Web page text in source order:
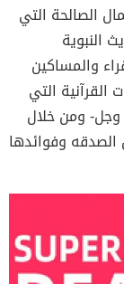
الصالحة التي
النبوية
والمساكين
التي
وجل- ومن خلال
وفوائدها